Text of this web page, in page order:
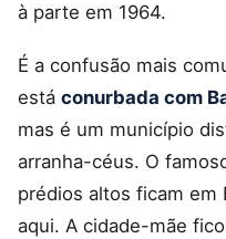
à parte em 1964.
É a confusão mais
está conurbada com
mas é um município
arranha-céus. O
prédios altos ficam em
aqui. A cidade-mãe